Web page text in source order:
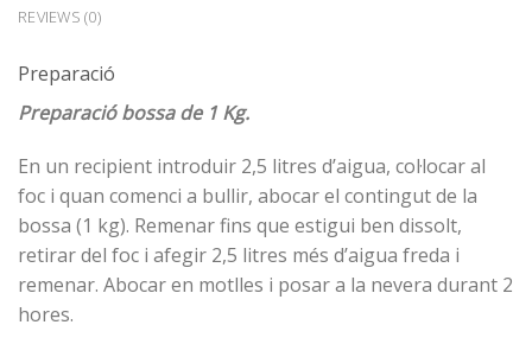
REVIEWS (0)
Preparació
Preparació bossa de 1 Kg.
En un recipient introduir 2,5 litres d’aigua, col·locar al
foc i quan comenci a bullir, abocar el contingut de la
bossa (1 kg). Remenar fins que estigui ben dissolt,
retirar del foc i afegir 2,5 litres més d’aigua freda i
remenar. Abocar en motlles i posar a la nevera durant 2
hores.